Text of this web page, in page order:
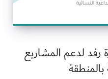
رفد لدعم المشاريع
بالمنطقة